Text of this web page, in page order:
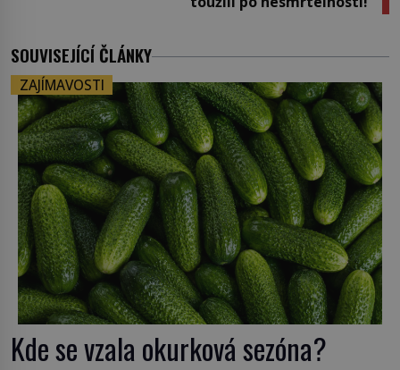
SOUVISEJÍCÍ ČLÁNKY
ZAJÍMAVOSTI
Kde se vzala okurková sezóna?